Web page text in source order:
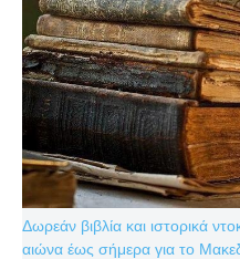
Δωρεάν βιβλία και ιστορικά
αιώνα έως σήμερα για το